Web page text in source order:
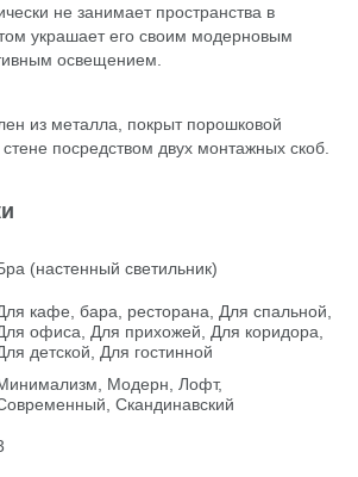
не занимает пространства в
украшает его своим модерновым
освещением.
из металла, покрыт порошковой
посредством двух монтажных скоб.
(настенный светильник)
кафе, бара, ресторана, Для спальной,
офиса, Для прихожей, Для коридора,
детской, Для гостинной
Модерн, Лофт,
Скандинавский